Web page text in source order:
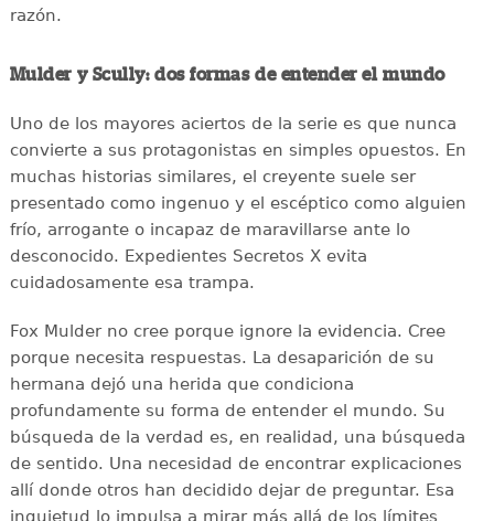
razón.
Mulder y Scully: dos formas de entender el mundo
Uno de los mayores aciertos de la serie es que nunca
convierte a sus protagonistas en simples opuestos. En
muchas historias similares, el creyente suele ser
presentado como ingenuo y el escéptico como alguien
frío, arrogante o incapaz de maravillarse ante lo
desconocido. Expedientes Secretos X evita
cuidadosamente esa trampa.
Fox Mulder no cree porque ignore la evidencia. Cree
porque necesita respuestas. La desaparición de su
hermana dejó una herida que condiciona
profundamente su forma de entender el mundo. Su
búsqueda de la verdad es, en realidad, una búsqueda
de sentido. Una necesidad de encontrar explicaciones
allí donde otros han decidido dejar de preguntar. Esa
inquietud lo impulsa a mirar más allá de los límites